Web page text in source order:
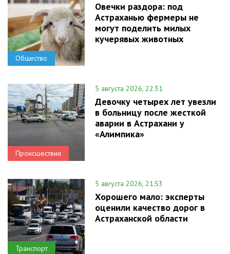
Общество
Овечки раздора: под
Астраханью фермеры не
могут поделить милых
кучерявых животных
Происшествия
5 августа 2026, 22:31
Девочку четырех лет увезли
в больницу после жесткой
аварии в Астрахани у
«Алимпика»
Транспорт
5 августа 2026, 21:53
Хорошего мало: эксперты
оценили качество дорог в
Астраханской области